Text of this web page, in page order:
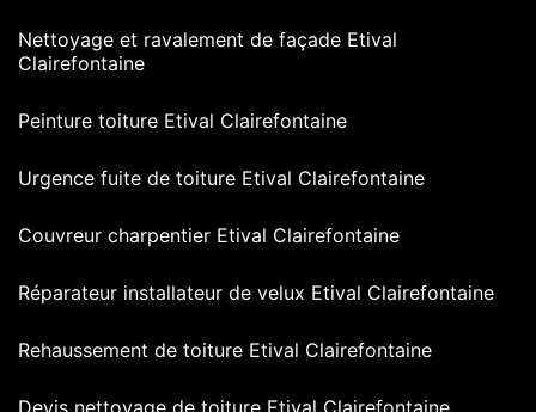
Nettoyage et ravalement de façade Etival
Clairefontaine
Peinture toiture Etival Clairefontaine
Urgence fuite de toiture Etival Clairefontaine
Couvreur charpentier Etival Clairefontaine
Réparateur installateur de velux Etival Clairefontaine
Rehaussement de toiture Etival Clairefontaine